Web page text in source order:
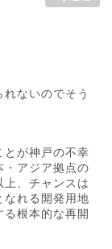
ないのでそう
とが神戸の不幸
・アジア拠点の
、チャンスは
なれる開発用地
根本的な再開